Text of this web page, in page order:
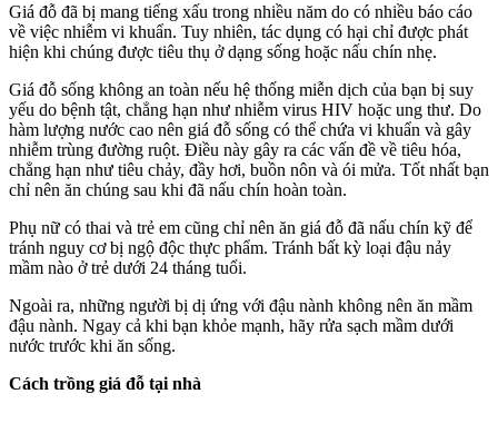
Giá đỗ đã bị mang tiếng xấu trong nhiều năm do có nhiều báo cáo
về việc nhiễm vi khuẩn. Tuy nhiên, tác dụng có hại chỉ được phát
hiện khi chúng được tiêu thụ ở dạng sống hoặc nấu chín nhẹ.
Giá đỗ sống không an toàn nếu hệ thống miễn dịch của bạn bị suy
yếu do bệnh tật, chẳng hạn như nhiễm virus HIV hoặc ung thư. Do
hàm lượng nước cao nên giá đỗ sống có thể chứa vi khuẩn và gây
nhiễm trùng đường ruột. Điều này gây ra các vấn đề về tiêu hóa,
chẳng hạn như tiêu chảy, đầy hơi, buồn nôn và ói mửa. Tốt nhất bạn
chỉ nên ăn chúng sau khi đã nấu chín hoàn toàn.
Phụ nữ có thai và trẻ em cũng chỉ nên ăn giá đỗ đã nấu chín kỹ để
tránh nguy cơ bị ngộ độc thực phẩm. Tránh bất kỳ loại đậu nảy
mầm nào ở trẻ dưới 24 tháng tuổi.
Ngoài ra, những người bị dị ứng với đậu nành không nên ăn mầm
đậu nành. Ngay cả khi bạn khỏe mạnh, hãy rửa sạch mầm dưới
nước trước khi ăn sống.
Cách trồng giá đỗ tại nhà